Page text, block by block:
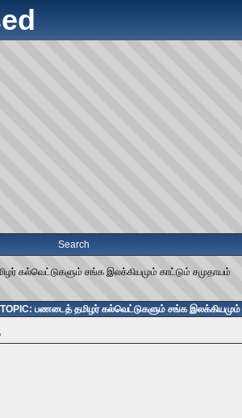
Search
கல்வெட்டுகளும் சங்க இலக்கியமும் காட்டும் சமுதாயம்
TOPIC: பணடைத் தமிழர் கல்வெட்டுகளும் சங்க இலக்கியமும்